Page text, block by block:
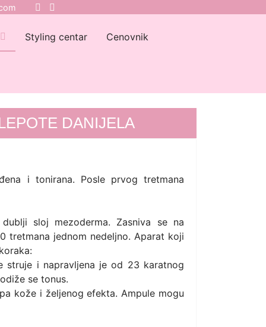
Styling centar Cenovnik
DANIJELA
i tonirana. Posle prvog tretmana
sloj mezoderma. Zasniva se na
tretmana jednom nedeljno. Aparat koji
struje i napravljena je od 23 karatnog
se tonus.
kože i željenog efekta. Ampule mogu